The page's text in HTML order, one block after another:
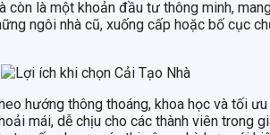
là một khoản đầu tư thông minh,
ngôi nhà cũ, xuống cấp hoặc bố cục
hướng thông thoáng, khoa học và tối
mái, dễ chịu cho các thành viên trong